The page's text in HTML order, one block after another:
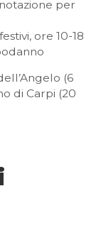
per
ore 10-18
(6
di Carpi (20